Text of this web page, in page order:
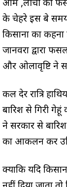
आम ,लीची की
के चेहरे इस बे समय
किसानों का
जानवरों द्वारा
और ओलावृष्टि ने
कल देर रात्रि
बारिश से गिरी
ने सरकार से
का आकलन कर
क्योंकि यदि